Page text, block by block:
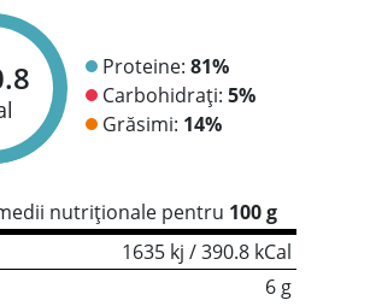
Proteine: 81%
Carbohidrați: 5%
Grăsimi: 14%
nutriționale pentru 100 g
1635 kj / 390.8 kCal
6 g